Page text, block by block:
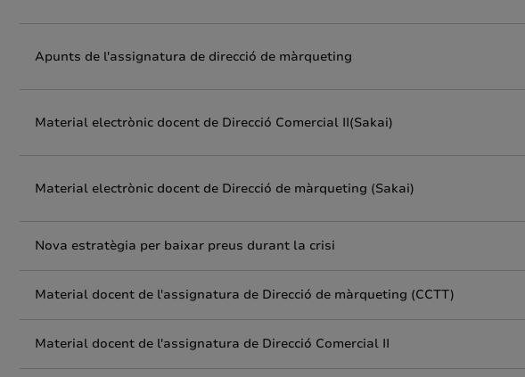
Apunts de l'assignatura de direcció de màrqueting
Material electrònic docent de Direcció Comercial II(Sakai)
Material electrònic docent de Direcció de màrqueting (Sakai)
Nova estratègia per baixar preus durant la crisi
Material docent de l'assignatura de Direcció de màrqueting (CCTT)
Material docent de l'assignatura de Direcció Comercial II